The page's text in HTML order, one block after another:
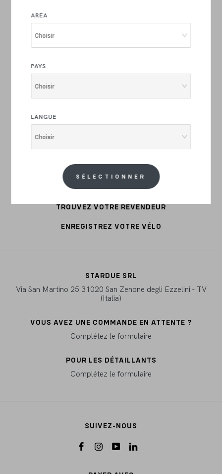
AREA
Choisir
PAYS
Choisir
LANGUE
Choisir
SÉLECTIONNER
ACIER
PIÈCES DE VÉLO
SERVICE CLIENTS
MON COMPTE
TROUVEZ VOTRE REVENDEUR
ENREGISTREZ VOTRE VÉLO
STARDUE SRL
Via San Martino 25 31020 San Zenone degli Ezzelini - TV
(Italia)
VOUS AVEZ UNE COMMANDE EN ATTENTE ?
Complétez le formulaire
POUR LES DÉTAILLANTS
Complétez le formulaire
SUIVEZ-NOUS